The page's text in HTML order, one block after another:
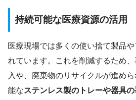
持続可能な医療資源の活用
医療現場では多くの使い捨て製品
れています。これを削減するため
入や、廃棄物のリサイクルが進め
能なステンレス製のトレーや器具の